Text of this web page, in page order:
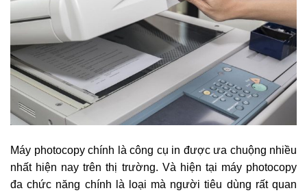
Máy photocopy chính là công cụ in được ưa chuộng nhiều
nhất hiện nay trên thị trường. Và hiện tại máy photocopy
đa chức năng chính là loại mà người tiêu dùng rất quan